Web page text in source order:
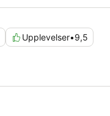
Upplevelser•9,5